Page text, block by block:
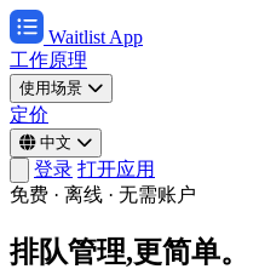
Waitlist App
工作原理
使用场景
定价
中文
登录 打开应用
免费 · 离线 · 无需账户
排队管理,更简单。